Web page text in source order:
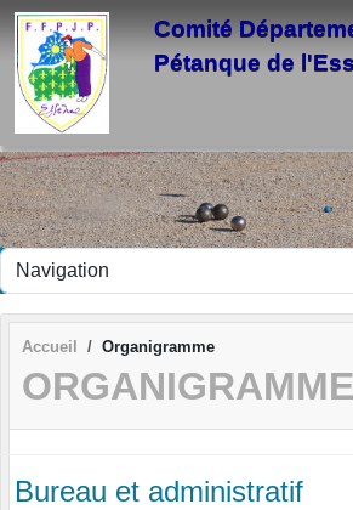
Comité
Pétanque de
Accueil Organigramme
ORGANIGRAMME
Bureau et administratif
Panneau de gestion des cookies